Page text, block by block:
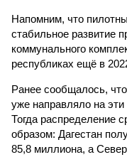
Напомним, что
стабильное развитие
коммунального
республиках ещё в
Ранее сообщалось,
уже направляло на
Тогда распределение
образом: Дагестан
85,8 миллиона, а